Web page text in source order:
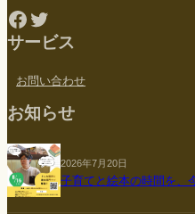
Facebook
Twitter
サービス
お問い合わせ
お知らせ
2026年7月20日
子育てと絵本の時間を、